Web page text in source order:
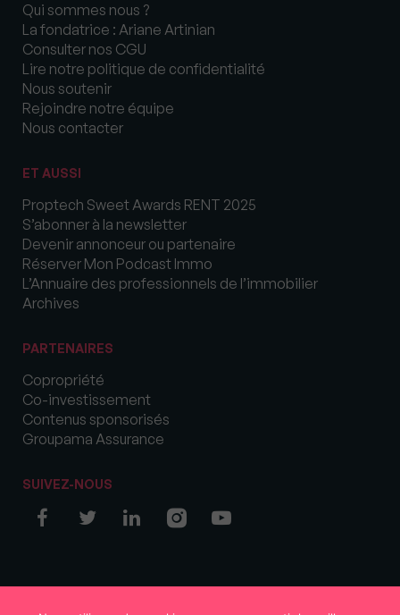
Qui sommes nous ?
La fondatrice : Ariane Artinian
Consulter nos CGU
Lire notre politique de confidentialité
Nous soutenir
Rejoindre notre équipe
Nous contacter
ET AUSSI
Proptech Sweet Awards RENT 2025
S’abonner à la newsletter
Devenir annonceur ou partenaire
Réserver Mon Podcast Immo
L’Annuaire des professionnels de l’immobilier
Archives
PARTENAIRES
Copropriété
Co-investissement
Contenus sponsorisés
Groupama Assurance
SUIVEZ-NOUS